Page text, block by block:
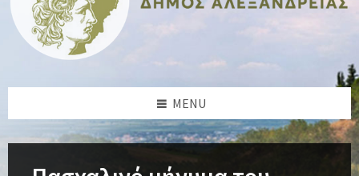
MENU